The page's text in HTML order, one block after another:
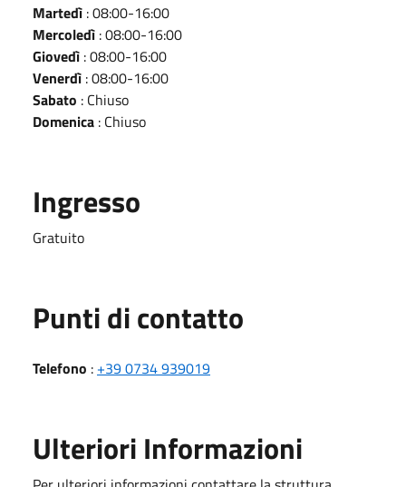
Martedì : 08:00-16:00
Mercoledì : 08:00-16:00
Giovedì : 08:00-16:00
Venerdì : 08:00-16:00
Sabato : Chiuso
Domenica : Chiuso
Ingresso
Gratuito
Punti di contatto
Telefono : +39 0734 939019
Ulteriori Informazioni